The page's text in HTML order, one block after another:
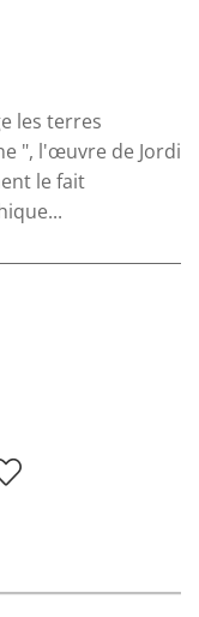
les terres
", l'œuvre de Jordi
le fait